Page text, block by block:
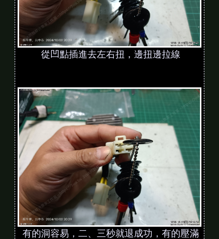
從凹點插進去左右扭，邊扭邊拉線
有的洞容易，二、三秒就退成功，有的壓滿